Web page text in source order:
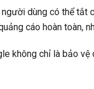
người dùng có thể
cáo hoàn toàn,
không chỉ là bảo